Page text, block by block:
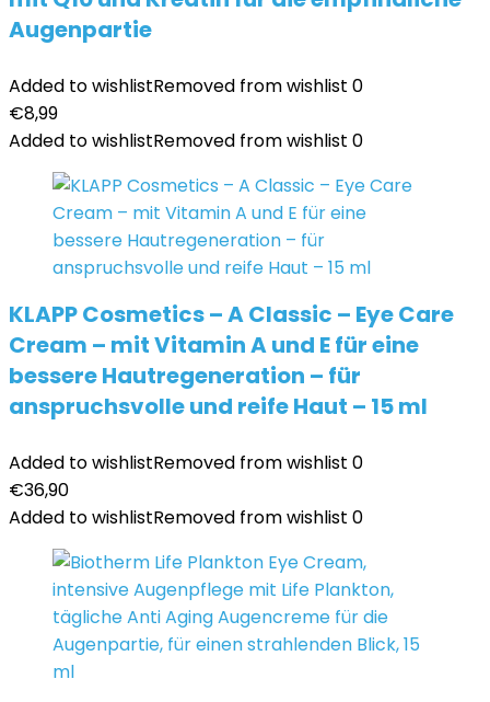
Augenpartie
Added to wishlistRemoved from wishlist 0
€8,99
Added to wishlistRemoved from wishlist 0
KLAPP Cosmetics – A Classic – Eye Care
Cream – mit Vitamin A und E für eine
bessere Hautregeneration – für
anspruchsvolle und reife Haut – 15 ml
Added to wishlistRemoved from wishlist 0
€36,90
Added to wishlistRemoved from wishlist 0